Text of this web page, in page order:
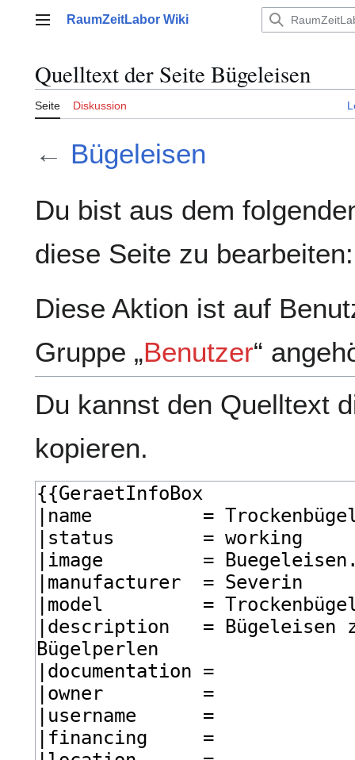
Hauptmenü
RaumZeitLabor Wiki
Quelltext der Seite Bügeleisen
Seite Diskussion
← Bügeleisen
Du bist aus dem
diese Seite zu bearbeiten:
Diese Aktion ist auf
Gruppe „Benutzer“
Du kannst den Quelltext
kopieren.